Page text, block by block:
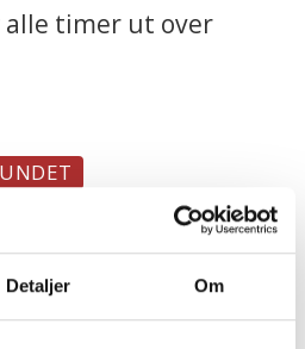
Detaljer Om
timer ut over
NYHETER OVERTID